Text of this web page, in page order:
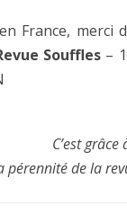
France, merci
Souffles –
C’est
pérennité de la